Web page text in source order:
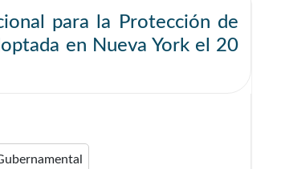
para la Protección de
en Nueva York el 20